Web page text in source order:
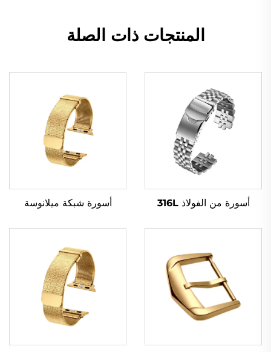
المنتجات ذات الصلة
أسورة من الفولاذ 316L أسورة شبكة ميلانوسة